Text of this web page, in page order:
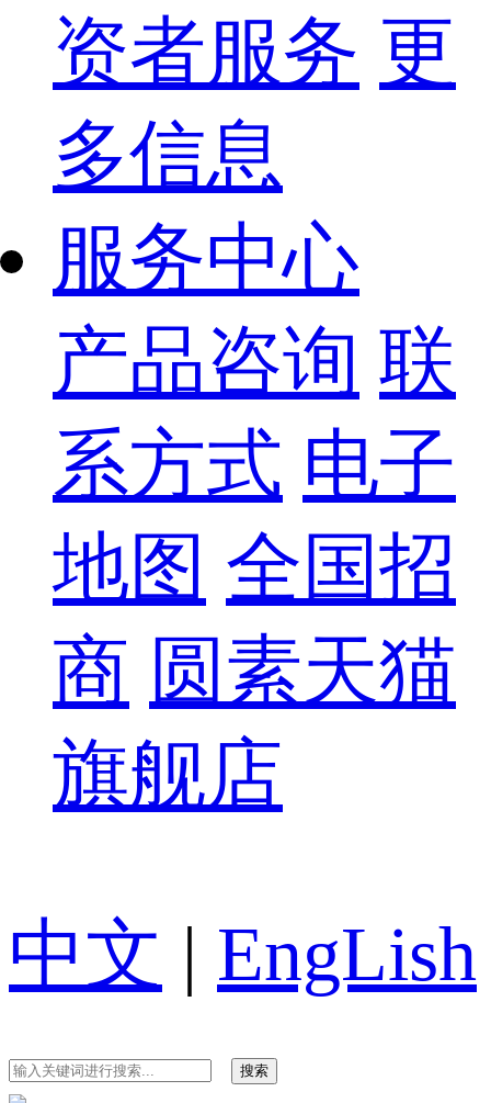
资者服务 更
多信息
服务中心
产品咨询 联
系方式 电子
地图 全国招
商 圆素天猫
旗舰店
中文 | EngLish